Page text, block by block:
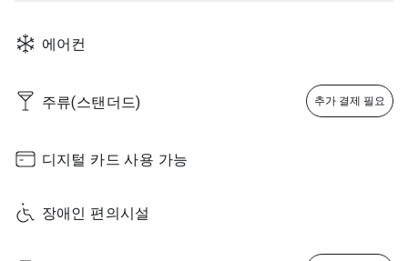
에어컨
주류(스탠더드) 추가 결제 필요
디지털 카드 사용 가능
장애인 편의시설